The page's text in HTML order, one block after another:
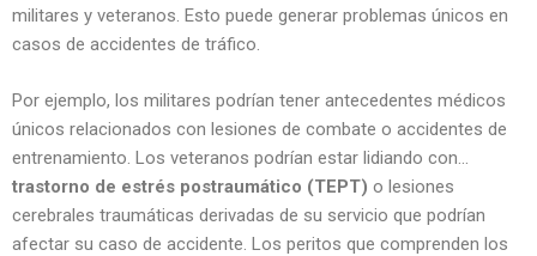
militares y veteranos. Esto puede generar problemas únicos en
casos de accidentes de tráfico.
Por ejemplo, los militares podrían tener antecedentes médicos
únicos relacionados con lesiones de combate o accidentes de
entrenamiento. Los veteranos podrían estar lidiando con...
trastorno de estrés postraumático (TEPT) o lesiones
cerebrales traumáticas derivadas de su servicio que podrían
afectar su caso de accidente. Los peritos que comprenden los